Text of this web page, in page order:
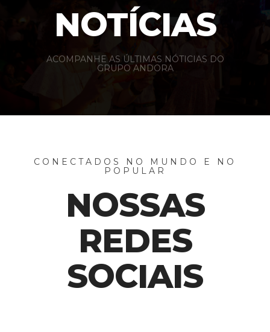
NOTÍCIAS
ACOMPANHE AS ÚLTIMAS NÓTICIAS DO
GRUPO ANDORA
CONECTADOS NO MUNDO E NO
POPULAR
NOSSAS
REDES
SOCIAIS